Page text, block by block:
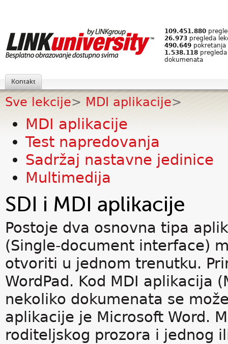
109.451.880
26.973 pregleda
490.649 pokretanja
1.538.118
dokumenata
Kontakt
Sve lekcije> MDI aplikacije>
MDI aplikacije
Test napredovanja
Sadržaj nastavne jedinice
Multimedija
SDI i MDI aplikacije
Postoje dva osnovna tipa
(Single-document interface)
otvoriti u jednom trenutku.
WordPad. Kod MDI aplikacija
nekoliko dokumenata se
aplikacije je Microsoft Word.
roditeljskog prozora i jednog